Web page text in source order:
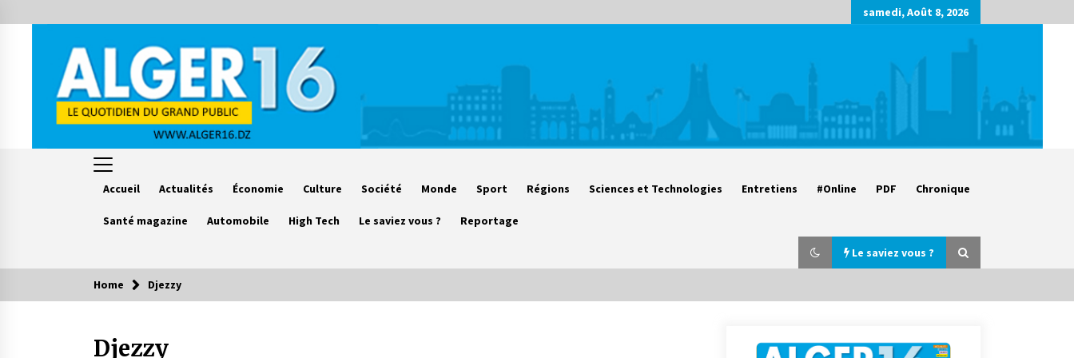
to
samedi, Août 8, 2026
Accueil Actualités Économie Culture Société Monde Sport Régions Sciences et Technologies Entretiens #Online PDF Chronique
Santé magazine Automobile High Tech Le saviez vous ? Reportage
Le saviez vous ?
Le saviez vous ?
Parking de la Promenade des
Sablettes : Mis en service de bornes
Home Djezzy
Djezzy